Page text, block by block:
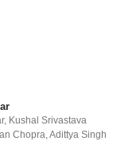
, Kushal Srivastava
Chopra ,Adittya Singh